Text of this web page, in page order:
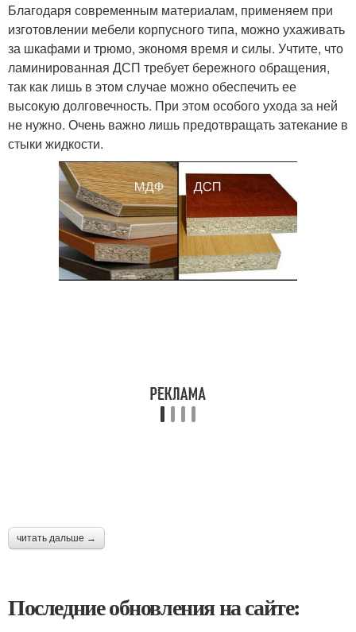
Благодаря современным материалам, применяем при
изготовлении мебели корпусного типа, можно ухаживать
за шкафами и трюмо, экономя время и силы. Учтите, что
ламинированная ДСП требует бережного обращения,
так как лишь в этом случае можно обеспечить ее
высокую долговечность. При этом особого ухода за ней
не нужно. Очень важно лишь предотвращать затекание в
стыки жидкости.
читать дальше →
Последние обновления на сайте: